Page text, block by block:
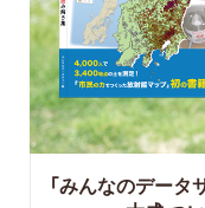
「みんなのデータ